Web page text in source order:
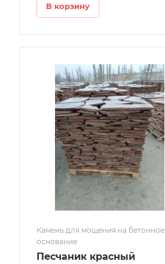
В корзину
Камень для мощения на бетонное
основание
Песчаник красный